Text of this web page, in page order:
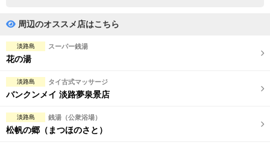
完全個室
ペアルームあり
専用駐車場あり
周辺のオススメ店はこちら
淡路島 スーパー銭湯
花の湯
淡路島 タイ古式マッサージ
バンクンメイ 淡路夢泉景店
淡路島 銭湯（公衆浴場）
松帆の郷（まつほのさと）